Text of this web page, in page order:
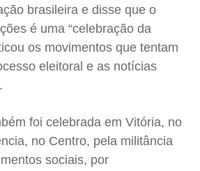
brasileira e disse que o
é uma “celebração da
os movimentos que tentam
eleitoral e as notícias
foi celebrada em Vitória, no
no Centro, pela militância
sociais, por